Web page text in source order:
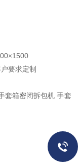
要求定制
套箱密闭拆包机 手套